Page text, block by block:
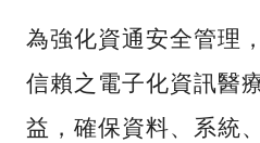
為強化資通安全管理
信賴之電子化資訊醫
益，確保資料、系統